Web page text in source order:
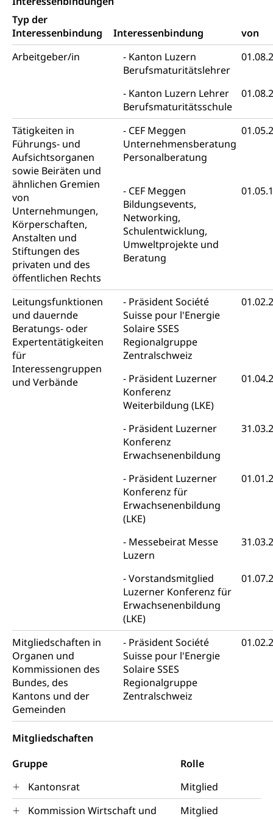
Typ der
Interessenbindung
Interessenbindung
von
Arbeitgeber/in
Kanton Luzern
Berufsmaturitätslehrer
Kanton Luzern Lehrer
Berufsmaturitätsschule
Tätigkeiten in
Führungs- und
Aufsichtsorganen
sowie Beiräten und
ähnlichen Gremien
von
Unternehmungen,
Körperschaften,
Anstalten und
Stiftungen des
privaten und des
öffentlichen Rechts
CEF Meggen
Unternehmensberatung
Personalberatung
CEF Meggen
Bildungsevents,
Networking,
Schulentwicklung,
Umweltprojekte und
Beratung
Leitungsfunktionen
und dauernde
Beratungs- oder
Expertentätigkeiten
für
Interessengruppen
und Verbände
Präsident Société
Suisse pour l'Energie
Solaire SSES
Regionalgruppe
Zentralschweiz
Präsident Luzerner
Konferenz
Weiterbildung (LKE)
Präsident Luzerner
Konferenz
Erwachsenenbildung
Präsident Luzerner
Konferenz für
Erwachsenenbildung
(LKE)
Messebeirat Messe
Luzern
Vorstandsmitglied
Luzerner Konferenz für
Erwachsenenbildung
(LKE)
Mitgliedschaften in
Organen und
Kommissionen des
Bundes, des
Kantons und der
Gemeinden
Präsident Société
Suisse pour l'Energie
Solaire SSES
Regionalgruppe
Zentralschweiz
Mitgliedschaften
Gruppe
Rolle
Kantonsrat
Mitglied
Kommission Wirtschaft und
Mitglied
Angebote für Schulklassen
Zentralschweizer Filmförderung
Mobilität
Schiene und öffentlicher Verkehr
Schienenverkehr, Zugverkehr, Bahnverkehr,
Transportmittel, öffentlicher Verkehr
Verkehrsverbund Luzern VVL
Öffentlicher Verkehr Luzern Mobil
Schifffahrt
Schiffsverkehr, Binnenschifffahrt, Seeschifffahrt,
Flussschifffahrt
Schifffahrt (Strassenverkehrsamt)
Strasse
Autoverkehr, Lastwagenverkehr, Schwerverkehr,
leistungsabhängige Schwerverkehrsabgabe,
Langsamverkehr, Transportmittel, Auto, Motorrad,
Individualverkehr
zentras (Betrieb und Unterhalt LU, OW, NW,
Strassenverkehrsamt
Verkehr und Infrastruktur vif
Kantonsstrassen
Persönliches
Zivilstand
Geburt, Heirat, Ehe, Partnerschaft, Tod,
Zivilstandsamt, Zivilstandsregiste
Zivilstandswesen
Adoption
Adoptivkind, Adoptiveltern, Adoptionsvermittlung,
Adoption
Aufenthaltsbewilligungen
Niederlassungsbewilligung, Aufenthalt,
Niederlassung, Wohnsitz
Amt für Migration
Ausweise und Bescheinigungen
Jagdausweis, Fischereiausweis
Strafregisterauszug bestellen
Waffen, Sprengstoffe und Pyrotechnik
Reisepass, Identitätskarte
Strassenverkehrsamt (Führerausweis,
Fahrzeugausweis)
Namensänderungen
Nationalität, Staatsangehörigkeit,
Staatsbürgerschaft, Bürgerrecht, Erwerb des
Bürgerrechts, Verlust des Bürgerrechts,
Einbürgerungsverfahren
Einbürgerungen
Geburt
Geburtsurkunde, Geburtsschein, Geburtsanzeige
Familienzulagen (WAS Luzern)
Schwangerschaft / Geburt (gruezi.lu.ch)
Kinder und Jugendliche
Mündigkeit, Kindesschutz, Jugendschutz
Kinder- und Jugendförderung
Pflege / Pflegeheim
Betreuende Angehörige
Pflegeheimliste und freie Pflegeplätze
Religion
Kirche, Gottesdienst, Seelsorge,
Religionsgemeinschaft